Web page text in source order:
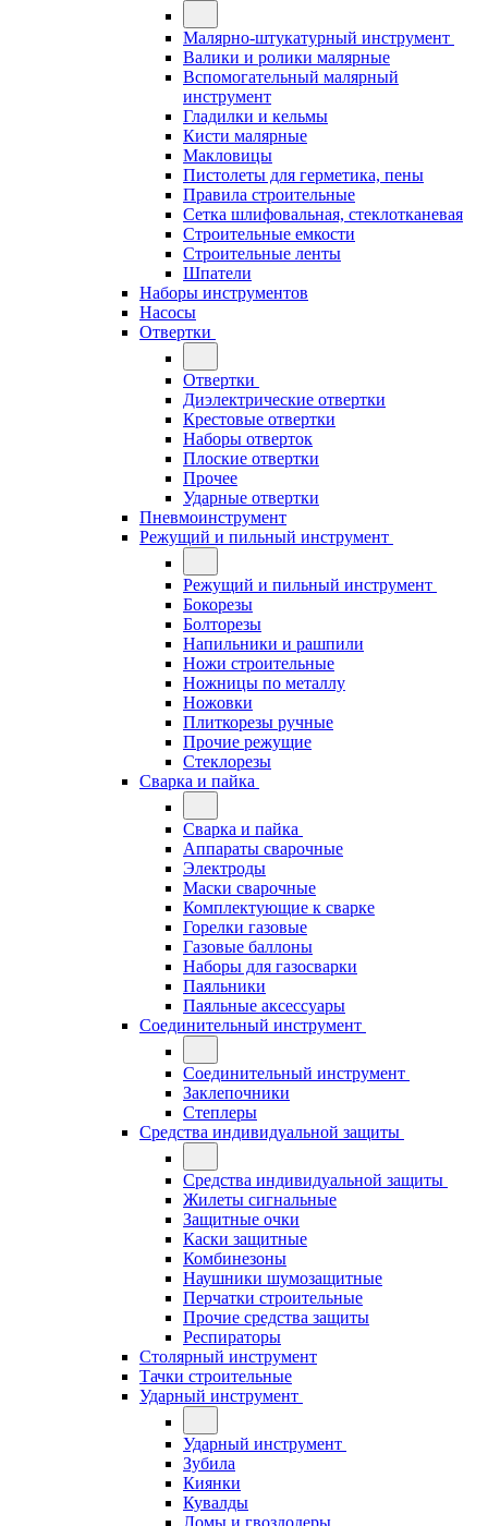
Малярно-штукатурный инструмент
Валики и ролики малярные
Вспомогательный малярный
инструмент
Гладилки и кельмы
Кисти малярные
Макловицы
Пистолеты для герметика, пены
Правила строительные
Сетка шлифовальная, стеклотканевая
Строительные емкости
Строительные ленты
Шпатели
Наборы инструментов
Насосы
Отвертки
Отвертки
Диэлектрические отвертки
Крестовые отвертки
Наборы отверток
Плоские отвертки
Прочее
Ударные отвертки
Пневмоинструмент
Режущий и пильный инструмент
Режущий и пильный инструмент
Бокорезы
Болторезы
Напильники и рашпили
Ножи строительные
Ножницы по металлу
Ножовки
Плиткорезы ручные
Прочие режущие
Стеклорезы
Сварка и пайка
Сварка и пайка
Аппараты сварочные
Электроды
Маски сварочные
Комплектующие к сварке
Горелки газовые
Газовые баллоны
Наборы для газосварки
Паяльники
Паяльные аксессуары
Соединительный инструмент
Соединительный инструмент
Заклепочники
Степлеры
Средства индивидуальной защиты
Средства индивидуальной защиты
Жилеты сигнальные
Защитные очки
Каски защитные
Комбинезоны
Наушники шумозащитные
Перчатки строительные
Прочие средства защиты
Респираторы
Столярный инструмент
Тачки строительные
Ударный инструмент
Ударный инструмент
Зубила
Киянки
Кувалды
Ломы и гвоздодеры